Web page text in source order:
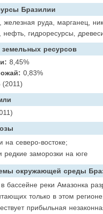
Бразилии
железная руда, марганец,
гидроресурсы,
ресурсов
8,45%
0,83%
(2011)
на северо-востоке;
редкие заморозки на юге
окружающей среды
бассейне реки Амазонка
только в этом
прибыльная